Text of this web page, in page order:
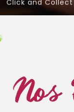
Nos